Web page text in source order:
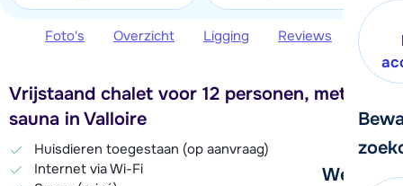
We
Foto's Overzicht Ligging Reviews
Vrijstaand chalet voor 12 personen, met
sauna in Valloire
Huisdieren toegestaan (op aanvraag)
Internet via Wi-Fi